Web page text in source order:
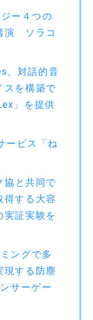
ー４つの
演 ソラコ
対話的音
スを構築で
」を提供
ビス「ね
と共同で
得する大容
実証実験を
ングで多
現する防塵
サーゲー